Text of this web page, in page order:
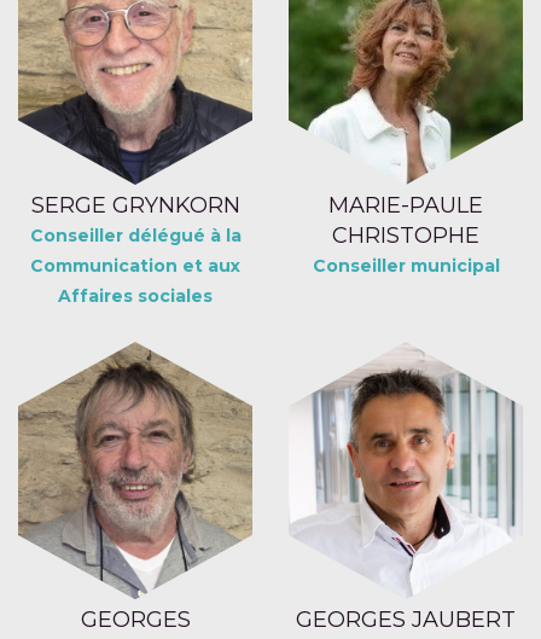
SERGE GRYNKORN
Conseiller délégué à la
Communication et aux
Affaires sociales
MARIE-PAULE
CHRISTOPHE
Conseiller municipal
GEORGES
GEORGES JAUBERT